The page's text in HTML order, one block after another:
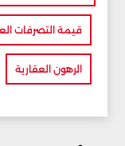
قيمة التصرفات
الرهون العقارية